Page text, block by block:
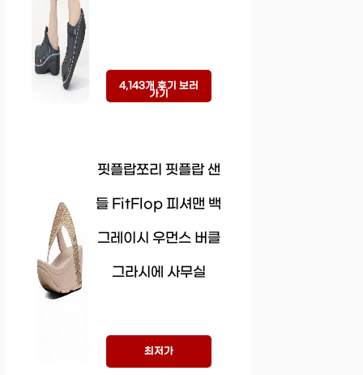
4,143개 후기 보러
가기
핏플랍쪼리 핏플랍 샌
들 FitFlop 피셔맨 백
그레이시 우먼스 버클
그라시에 사무실
최저가